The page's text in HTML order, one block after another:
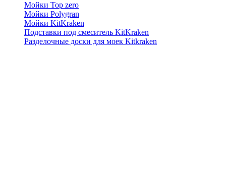
Мойки Top zero
Мойки Polygran
Мойки KitKraken
Подставки под смеситель KitKraken
Разделочные доски для моек Kitkraken